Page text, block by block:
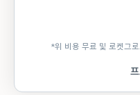
*위 비용 무료 및 로켓그